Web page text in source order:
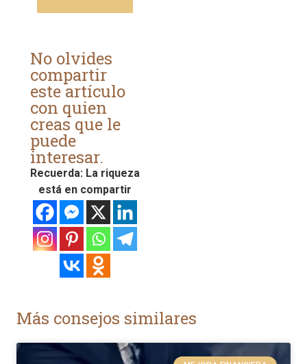
No olvides
compartir
este artículo
con quien
creas que le
puede
interesar.
Recuerda: La riqueza
está en compartir
Más consejos similares